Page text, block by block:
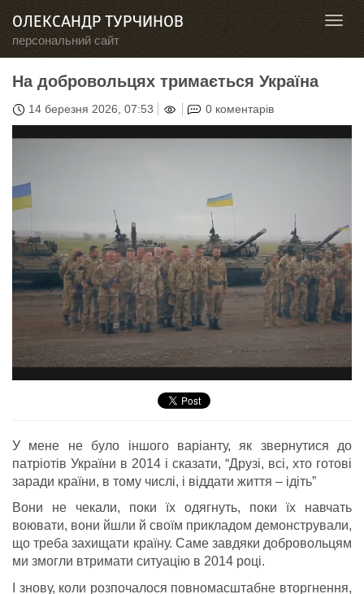
ОЛЕКСАНДР ТУРЧИНОВ
персональний сайт
На добровольцях тримається Україна
14 березня 2026, 07:53 0 коментарів
У мене не було іншого варіанту, як звернутися до
патріотів України в 2014 і сказати, “Друзі, всі, хто готові
заради країни, в тому числі, і віддати життя – ідіть”
Вони не чекали, поки їх одягнуть, поки їх навчать
воювати, вони йшли й своїм прикладом демонстрували,
що треба захищати країну. Саме завдяки добровольцям
ми змогли втримати ситуацію в 2014 році.
І знову, коли розпочалося повномасштабне вторгнення,